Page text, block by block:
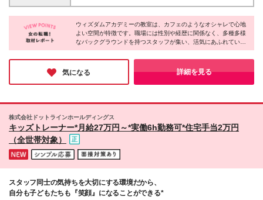
す。 ◆スクールマネージャークラス 月給25.5万円～
※能力・適性を考慮し決定いたします。 ※固定残業代
30時間相当分46,560円～を含みます。 時間超過分
23万円～ ※能力・適性を考慮し決定いたします。 ※
固定残業代15時間相当分23,100円～を含みます。
時間超過分は別途支給いたします。 【共通】 ※保育
は差異なし。 └忌引き休暇等の適用はなし、その他待
遇に変更なし
転居を伴う転勤なし ★ご自宅の最寄り駅や適性、配
置状況を考慮して決定します 東京都・神奈川県・埼
玉県内のいずれかの拠点 ※本配属先は適性や人員状況
を考慮し、入社翌月以降に確定します ※原則転居を伴
う異動はありません ■ウィズダムアカデミー｜直営校
（18校舎） [東京] 目白校／王子校／三鷹吉祥寺校／恵
比寿校／二子玉川校／池尻三軒茶屋校／駒沢桜新町校
馬車道校 [埼玉] さいたま新都心校 ■提携校 8校舎 [東
京] emiffce練馬アフタースクール ティップネス・キッ
ズ アフタースクール大泉学園店 ティップネス・キッ
ズ アフタースクール東武練馬店 ティップネス・キッ
タースクール港北綱島校 Nキッズアカデミー横須賀校
[埼玉] ASAHI KIDS.アフタースクール 浦和常盤校 ※(変
ウィズダムアカデミーの教室は、カフェのようなオシャレで心地
よい空間が特徴です。職場には性別や経歴に関係なく、多種多様
なバックグラウンドを持つスタッフが集い、活気にあふれていま
す！特に職員同士の仲の良さが魅力で、みなさんが「人間関係の
良さに自信がある」と口を揃えるほど◎子どもと触れ合いなが
ら、働きやすさバツグンの環境で、のびのびと働ける環境です♪
気になる 詳細を見る
株式会社ドットラインホールディングス
キッズトレーナー*月給27万円～*実働6h勤務可*住宅手当2万円
（全世帯対象）
スタッフ同士の気持ちを大切にする環境だから、
自分も子どもたちも『笑顔』になることができる*